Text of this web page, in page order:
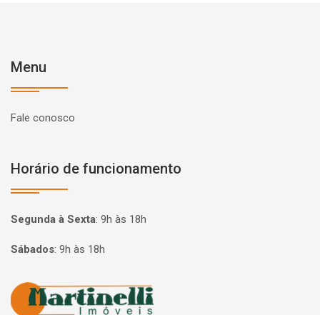
Menu
Fale conosco
Horário de funcionamento
Segunda à Sexta: 9h às 18h
Sábados: 9h às 18h
Página inicial